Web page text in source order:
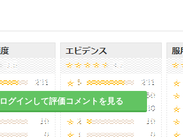
ログインして評価コメントを見る